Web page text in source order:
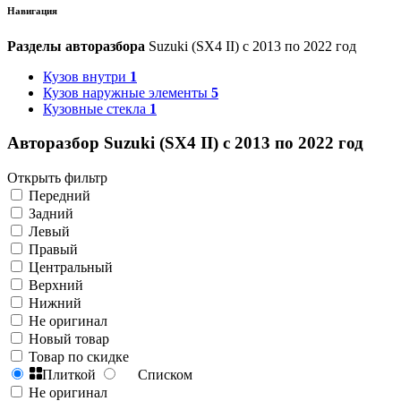
Навигация
Разделы авторазбора Suzuki (SX4 II) с 2013 по 2022 год
Кузов внутри 1
Кузов наружные элементы 5
Кузовные стекла 1
Авторазбор Suzuki (SX4 II) с 2013 по 2022 год
Открыть фильтр
Передний
Задний
Левый
Правый
Центральный
Верхний
Нижний
Не оригинал
Новый товар
Товар по скидке
Плиткой
Списком
Не оригинал